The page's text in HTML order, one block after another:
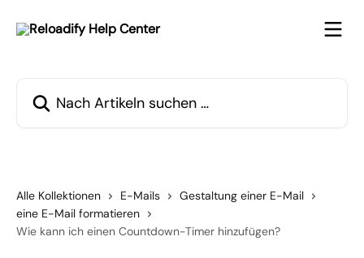
Alle Kollektionen E-Mails
Gestaltung einer E-Mail
eine E-Mail formatieren
Wie kann ich einen Countdown-Timer hinzufügen?